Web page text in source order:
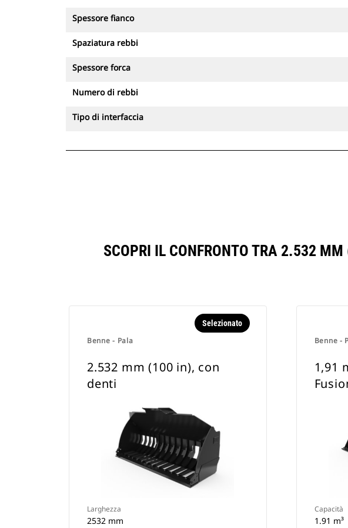
Spessore fianco
Spaziatura rebbi
Spessore forca
Numero di rebbi
Tipo di interfaccia
SCOPRI IL CONFRONTO TRA 2.532
Benne - Pala
Selezionato
2.532 mm (100 in), con
denti
Larghezza
2532 mm
Benne -
1,91
Capacità
1.91 m³